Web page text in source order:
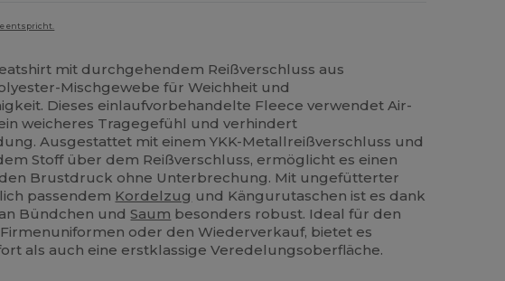
entspricht.
mit durchgehendem Reißverschluss aus
Mischgewebe für Weichheit und
Dieses einlaufvorbehandelte Fleece verwendet Air-
weicheres Tragegefühl und verhindert
Ausgestattet mit einem YKK-Metallreißverschluss und
Stoff über dem Reißverschluss, ermöglicht es einen
Brustdruck ohne Unterbrechung. Mit ungefütterter
passendem Kordelzug und Kängurutaschen ist es dank
Bündchen undSaum besonders robust. Ideal für den
oder den Wiederverkauf, bietet es
als auch eine erstklassige Veredelungsoberfläche.